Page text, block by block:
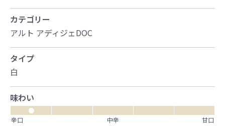
カテゴリー
アルト アディジェDOC
タイプ
白
味わい
●
辛口
中辛 甘口